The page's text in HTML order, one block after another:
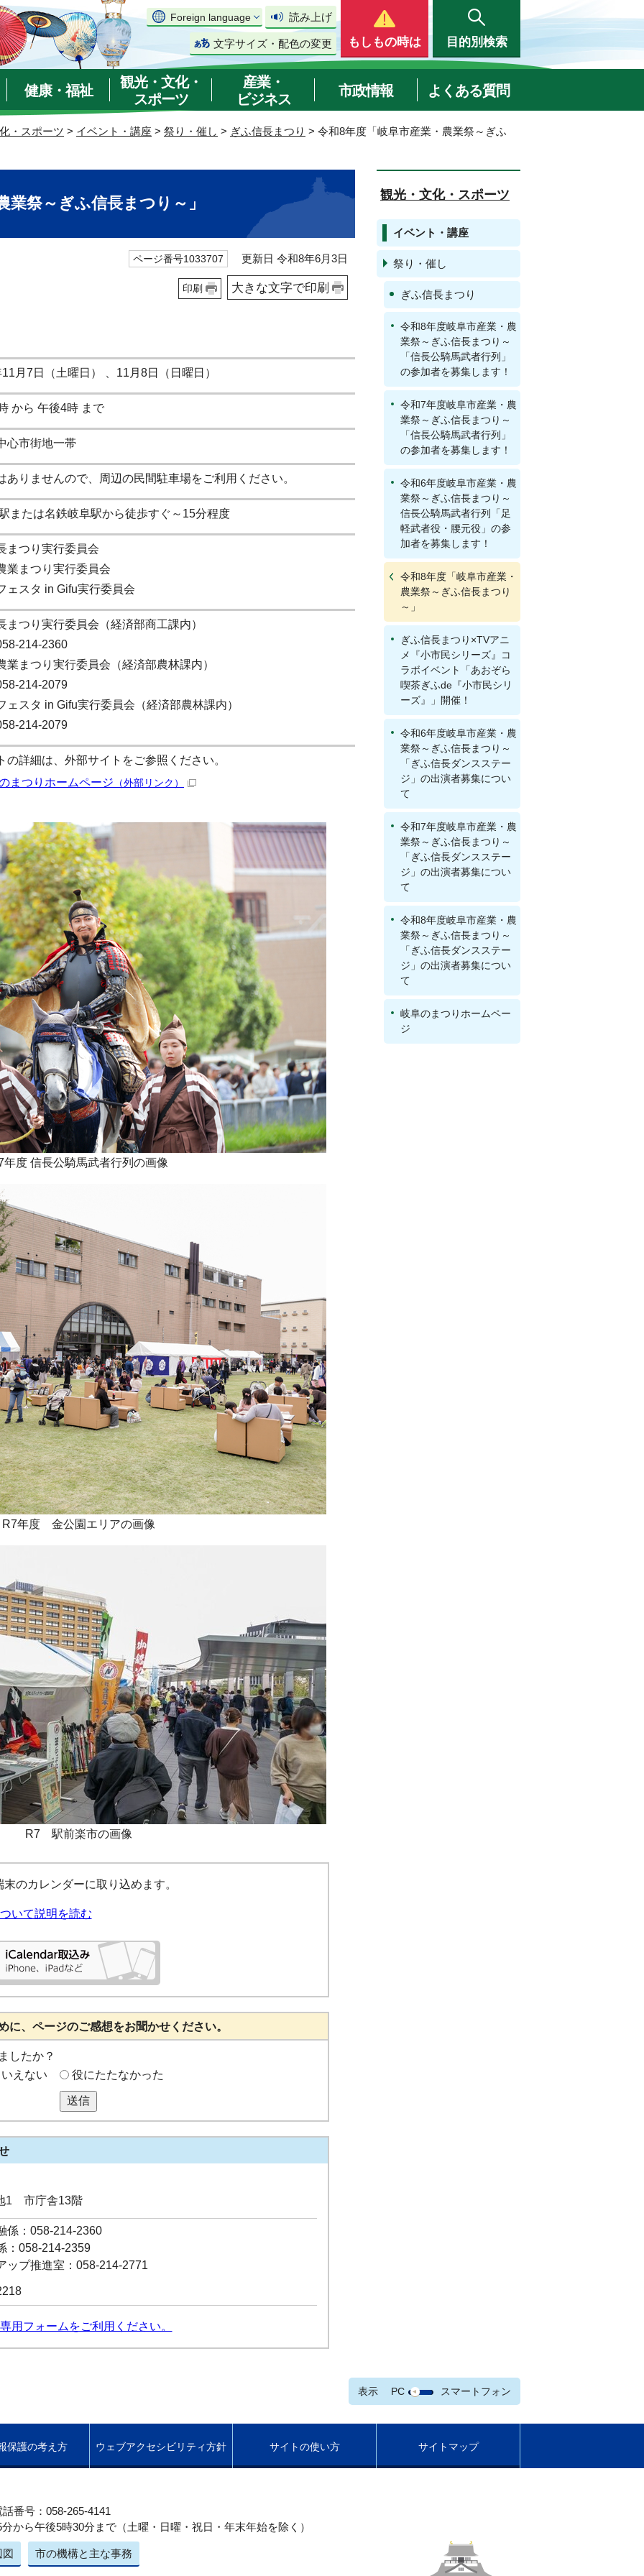
Foreign language 読み上げ
文字サイズ・配色の変更 もしもの時は 目的別検索
健康・福祉
観光・文化・
スポーツ
産業・
ビジネス
市政情報 よくある質問
・スポーツ > イベント・講座 > 祭り・催し > ぎふ信長まつり > 令和8年度「岐阜市産業・農業祭～ぎふ
業祭～ぎふ信長まつり～」
ページ番号1033707 更新日 令和8年6月3日
印刷 大きな文字で印刷
月7日（土曜日） 、11月8日（日曜日）
から 午後4時 まで
心市街地一帯
ありませんので、周辺の民間駐車場をご利用ください。
または名鉄岐阜駅から徒歩すぐ～15分程度
まつり実行委員会
業まつり実行委員会
ェスタ in Gifu実行委員会
まつり実行委員会（経済部商工課内）
214-2360
業まつり実行委員会（経済部農林課内）
214-2079
ェスタ in Gifu実行委員会（経済部農林課内）
214-2079
の詳細は、外部サイトをご参照ください。
まつりホームページ （外部リンク）
年度 信長公騎馬武者行列の画像
R7年度 金公園エリアの画像
R7 駅前楽市の画像
のカレンダーに取り込めます。
いて説明を読む
に、ページのご感想をお聞かせください。
したか？
えない
役にたたなかった
送信
1 市庁舎13階
係：058-214-2360
：058-214-2359
ップ推進室：058-214-2771
用フォームをご利用ください。
観光・文化・スポーツ
イベント・講座
祭り・催し
ぎふ信長まつり
令和8年度岐阜市産業・農
業祭～ぎふ信長まつり～
「信長公騎馬武者行列」
の参加者を募集します！
令和7年度岐阜市産業・農
業祭～ぎふ信長まつり～
「信長公騎馬武者行列」
の参加者を募集します！
令和6年度岐阜市産業・農
業祭～ぎふ信長まつり～
信長公騎馬武者行列「足
軽武者役・腰元役」の参
加者を募集します！
令和8年度「岐阜市産業・
農業祭～ぎふ信長まつり
～」
ぎふ信長まつり×TVアニ
メ『小市民シリーズ』コ
ラボイベント「あおぞら
喫茶ぎふde『小市民シリ
ーズ』」開催！
令和6年度岐阜市産業・農
業祭～ぎふ信長まつり～
「ぎふ信長ダンスステー
ジ」の出演者募集につい
て
令和7年度岐阜市産業・農
業祭～ぎふ信長まつり～
「ぎふ信長ダンスステー
ジ」の出演者募集につい
て
令和8年度岐阜市産業・農
業祭～ぎふ信長まつり～
「ぎふ信長ダンスステー
ジ」の出演者募集につい
て
岐阜のまつりホームペー
ジ
表示 PC スマートフォン
保護の考え方 ウェブアクセシビリティ方針 サイトの使い方 サイトマップ
番号：058-265-4141
ら午後5時30分まで（土曜・日曜・祝日・年末年始を除く）
図 市の機構と主な事務